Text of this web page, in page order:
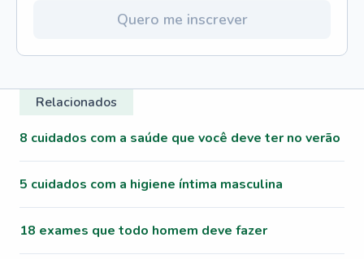
Quero me inscrever
Relacionados
8 cuidados com a saúde que você deve ter no verão
5 cuidados com a higiene íntima masculina
18 exames que todo homem deve fazer